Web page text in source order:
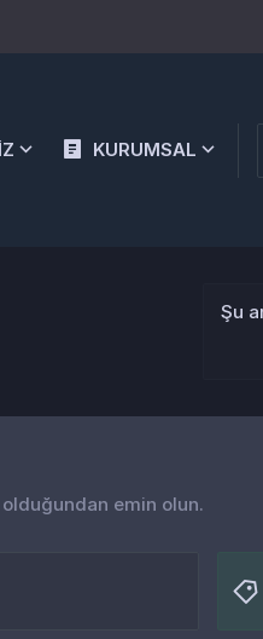
KURUMSAL
Şu
emin olun.